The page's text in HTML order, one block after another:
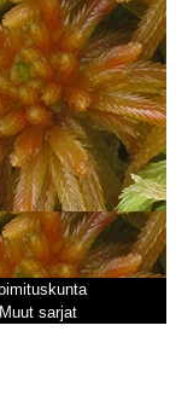
Muut sarjat